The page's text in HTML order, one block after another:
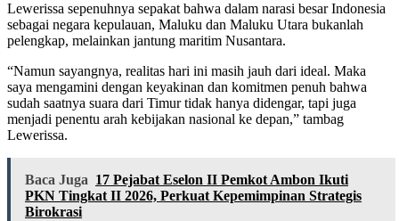
Lewerissa sepenuhnya sepakat bahwa dalam narasi besar Indonesia
sebagai negara kepulauan, Maluku dan Maluku Utara bukanlah
pelengkap, melainkan jantung maritim Nusantara.
“Namun sayangnya, realitas hari ini masih jauh dari ideal. Maka
saya mengamini dengan keyakinan dan komitmen penuh bahwa
sudah saatnya suara dari Timur tidak hanya didengar, tapi juga
menjadi penentu arah kebijakan nasional ke depan,” tambag
Lewerissa.
Baca Juga 17 Pejabat Eselon II Pemkot Ambon Ikuti
PKN Tingkat II 2026, Perkuat Kepemimpinan Strategis
Birokrasi